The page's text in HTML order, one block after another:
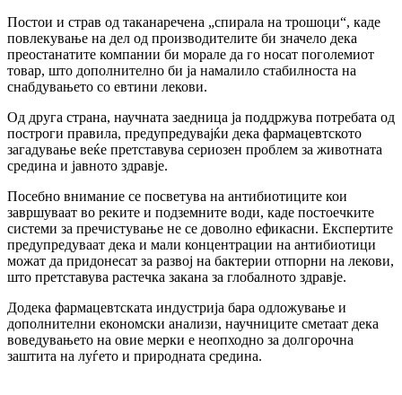
Постои и страв од таканаречена „спирала на трошоци“, каде
повлекување на дел од производителите би значело дека
преостанатите компании би морале да го носат поголемиот
товар, што дополнително би ја намалило стабилноста на
снабдувањето со евтини лекови.
Од друга страна, научната заедница ја поддржува потребата од
построги правила, предупредувајќи дека фармацевтското
загадување веќе претставува сериозен проблем за животната
средина и јавното здравје.
Посебно внимание се посветува на антибиотиците кои
завршуваат во реките и подземните води, каде постоечките
системи за пречистување не се доволно ефикасни. Експертите
предупредуваат дека и мали концентрации на антибиотици
можат да придонесат за развој на бактерии отпорни на лекови,
што претставува растечка закана за глобалното здравје.
Додека фармацевтската индустрија бара одложување и
дополнителни економски анализи, научниците сметаат дека
воведувањето на овие мерки е неопходно за долгорочна
заштита на луѓето и природната средина.